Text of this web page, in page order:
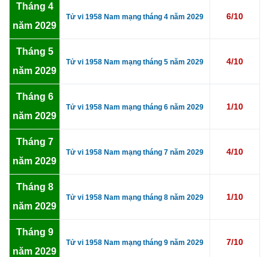
Tháng 4
năm 2029
Tử vi 1958 Nam mạng tháng 4 năm 2029 6/10
Tháng 5
năm 2029
Tử vi 1958 Nam mạng tháng 5 năm 2029 4/10
Tháng 6
năm 2029
Tử vi 1958 Nam mạng tháng 6 năm 2029 1/10
Tháng 7
năm 2029
Tử vi 1958 Nam mạng tháng 7 năm 2029 4/10
Tháng 8
năm 2029
Tử vi 1958 Nam mạng tháng 8 năm 2029 1/10
Tháng 9
năm 2029
Tử vi 1958 Nam mạng tháng 9 năm 2029 7/10